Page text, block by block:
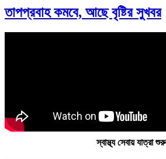
তাপপ্রবাহ কমবে, আছে বৃষ্টির সুখবর
স্বাস্থ্য সেবায় যাত্রা শুরু